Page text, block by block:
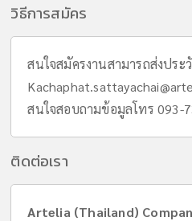
วิธีการสมัคร
สนใจสมัครงานสามารถส่งประ
สนใจสอบถามข้อมูลโทร 093-
ติดต่อเรา
Artelia (Thailand)